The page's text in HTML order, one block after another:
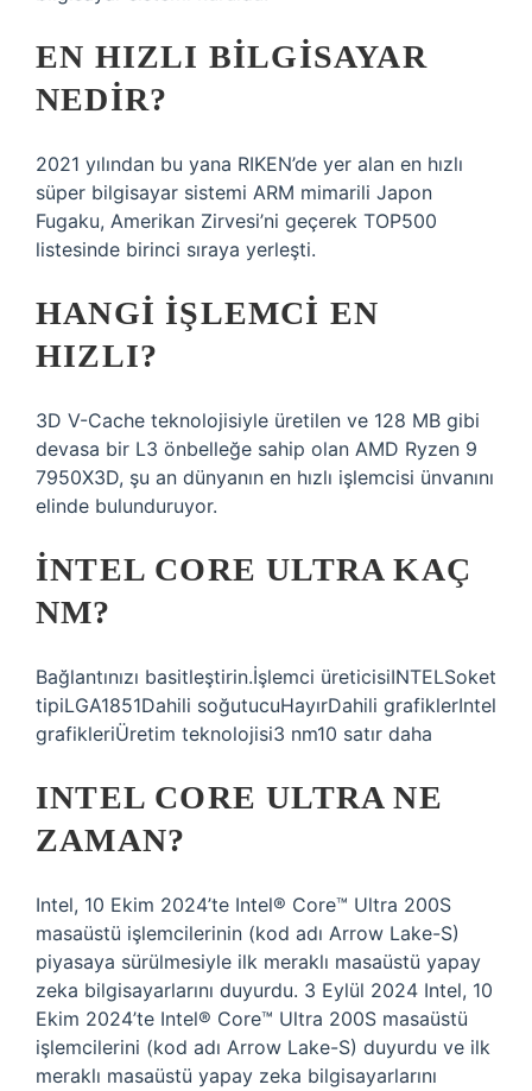
EN HIZLI BILGISAYAR
NEDIR?
2021 yılından bu yana RIKEN’de yer alan en hızlı
süper bilgisayar sistemi ARM mimarili Japon
Fugaku, Amerikan Zirvesi’ni geçerek TOP500
listesinde birinci sıraya yerleşti.
HANGI IŞLEMCI EN
HIZLI?
3D V-Cache teknolojisiyle üretilen ve 128 MB gibi
devasa bir L3 önbelleğe sahip olan AMD Ryzen 9
7950X3D, şu an dünyanın en hızlı işlemcisi ünvanını
elinde bulunduruyor.
İNTEL CORE ULTRA KAÇ
NM?
Bağlantınızı basitleştirin.İşlemci üreticisiINTELSoket
tipiLGA1851Dahili soğutucuHayırDahili grafiklerIntel
grafikleriÜretim teknolojisi3 nm10 satır daha
INTEL CORE ULTRA NE
ZAMAN?
Intel, 10 Ekim 2024’te Intel® Core™ Ultra 200S
masaüstü işlemcilerinin (kod adı Arrow Lake-S)
piyasaya sürülmesiyle ilk meraklı masaüstü yapay
zeka bilgisayarlarını duyurdu. 3 Eylül 2024 Intel, 10
Ekim 2024’te Intel® Core™ Ultra 200S masaüstü
işlemcilerini (kod adı Arrow Lake-S) duyurdu ve ilk
meraklı masaüstü yapay zeka bilgisayarlarını